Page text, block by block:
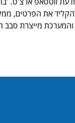
את הפרטים,
והמערכת מייצרת סבב